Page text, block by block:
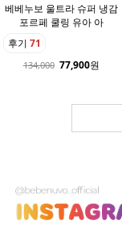
베베누보 울트라 슈퍼 냉감
포르페 쿨링 유아 아
후기71
134,000 77,900원